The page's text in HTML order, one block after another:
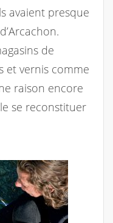
avaient presque
de
et vernis comme
raison encore
se reconstituer